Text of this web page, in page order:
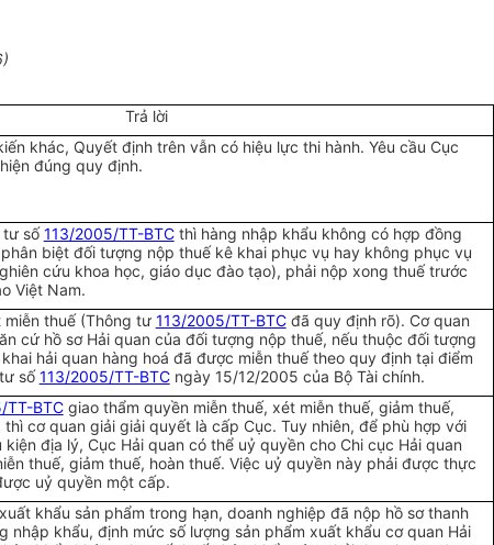
Trả lời
khác, Quyết định trên vẫn có hiệu lực thi hành. Yêu cầu Cục
đúng quy định.
tư số113/2005/TT-BTCthì hàng nhập khẩu không có hợp đồng
biệt đối tượng nộp thuế kê khai phục vụ hay không phục vụ
cứu khoa học, giáo dục đào tạo), phải nộp xong thuế trước
Việt Nam.
thuế (Thông tư 113/2005/TT-BTCđã quy định rõ). Cơ quan
cứ hồ sơ Hải quan của đối tượng nộp thuế, nếu thuộc đối tượng
hải quan hàng hoá đã được miễn thuế theo quy định tại điểm
số113/2005/TT-BTCngày 15/12/2005 của Bộ Tài chính.
TT-BTCgiao thẩm quyền miễn thuế, xét miễn thuế, giảm thuế,
thì cơ quan giải giải quyết là cấp Cục. Tuy nhiên, để phù hợp với
địa lý, Cục Hải quan có thể uỷ quyền cho Chi cục Hải quan
thuế, giảm thuế, hoàn thuế. Việc uỷ quyền này phải được thực
uỷ quyền một cấp.
khẩu sản phẩm trong hạn, doanh nghiệp đã nộp hồ sơ thanh
nhập khẩu, định mức số lượng sản phẩm xuất khẩu cơ quan Hải